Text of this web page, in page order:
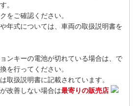
。
をご確認ください。
年式については、車両の取扱説明書を
ンキーの電池が切れている場合は、で
を行ってください。
取扱説明書に記載されています。
改善しない場合は最寄りの販売店